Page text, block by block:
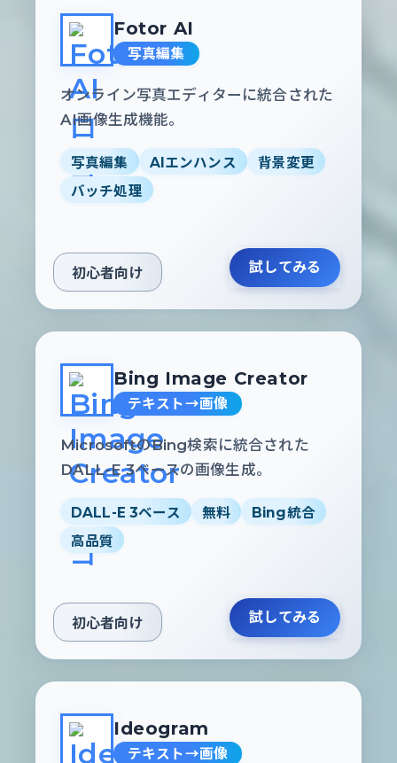
Fotor AI
写真編集
オンライン写真エディターに統合された
AI画像生成機能。
写真編集 AIエンハンス
背景変更
バッチ処理
初心者向け 試してみる
Bing Image Creator
テキスト→画像
MicrosoftのBing検索に統合された
DALL-E 3ベースの画像生成。
DALL-E 3ベース 無料
Bing統合
高品質
初心者向け 試してみる
Ideogram
テキスト→画像